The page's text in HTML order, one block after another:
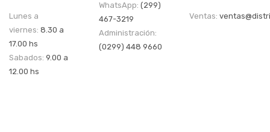
Lunes a
viernes: 8.30 a
17.00 hs
Sabados: 9.00 a
12.00 hs
WhatsApp: (299)
467-3219
Administración:
(0299) 448 9660
Ventas: